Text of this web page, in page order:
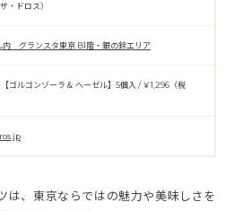
・ドロス）
内 グランスタ東京 B1階・銀の鈴エリア
ゴルゴンゾーラ＆ ヘーゼル】5個入 / ￥1,296（税
は、東京ならではの魅力や美味しさを